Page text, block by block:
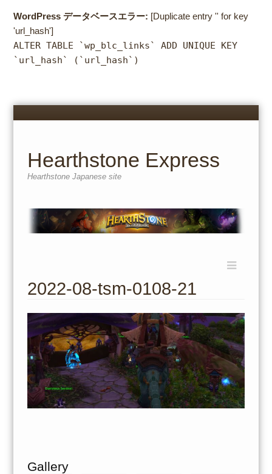
WordPress データベースエラー: [Duplicate entry '' for key
'url_hash']
ALTER TABLE `wp_blc_links` ADD UNIQUE KEY
`url_hash` (`url_hash`)
Menu
Hearthstone Express
Hearthstone Japanese site
content
2022-08-tsm-0108-21
Gallery